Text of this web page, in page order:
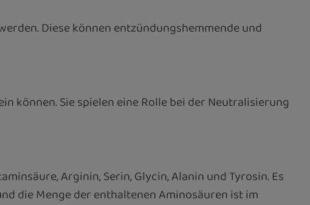
Diese können entzündungshemmende und
können. Sie spielen eine Rolle bei der Neutralisierung
Arginin, Serin, Glycin, Alanin und Tyrosin. Es
die Menge der enthaltenen Aminosäuren ist im